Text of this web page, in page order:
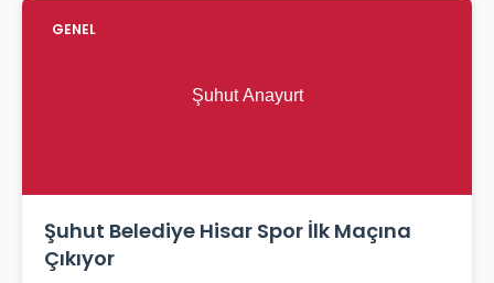
GENEL
Şuhut Belediye Hisar Spor İlk Maçına
Çıkıyor